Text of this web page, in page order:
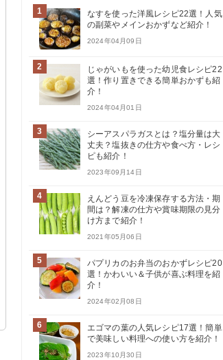
1
なすを使った洋風レシピ22選！人気
の副菜やメインおかずなど紹介！
2024年04月09日
2
じゃがいもを使った幼児食レシピ22
選！作り置きできる簡単おかずも紹
介！
2024年04月01日
3
シーアスパラガスとは？塩分量は大
丈夫？塩抜きの仕方や食べ方・レシ
ピも紹介！
2023年09月14日
4
えんどう豆を冷凍保存する方法・期
間は？解凍の仕方や賞味期限の見分
け方まで紹介！
2021年05月06日
5
パプリカのお弁当のおかずレシピ20
選！かわいい＆子供が喜ぶ料理を紹
介！
2024年02月08日
6
エゴマの葉の人気レシピ17選！簡単
で美味しい料理への使い方を紹介！
2023年10月30日